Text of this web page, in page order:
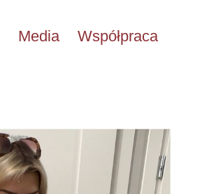
Media Współpraca